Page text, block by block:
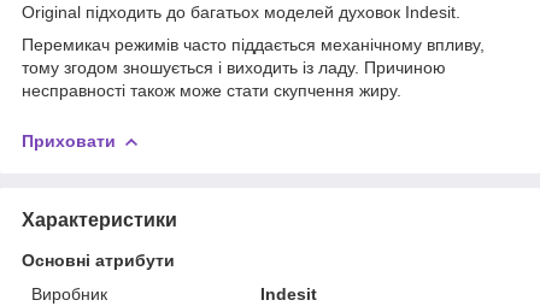
Original підходить до багатьох моделей духовок Indesit.
Перемикач режимів часто піддається механічному впливу,
тому згодом зношується і виходить із ладу. Причиною
несправності також може стати скупчення жиру.
Приховати
Характеристики
Основні атрибути
Виробник
Indesit